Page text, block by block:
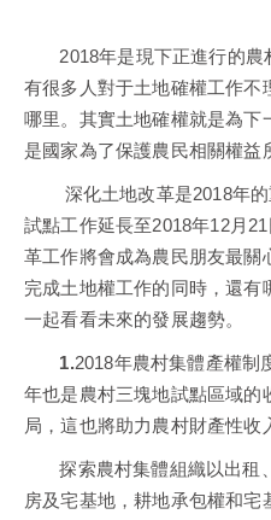
2018年是現下正進行的農
有很多人對于土地確權工作不
哪里。其實土地確權就是為下
是國家為了保護農民相關權益
深化土地改革是2018年的
試點工作延長至2018年12月
革工作將會成為農民朋友最關
完成土地權工作的同時，還
一起看看未來的發展趨勢。
1.2018年農村集體產權制
年也是農村三塊地試點區域的
局，這也將助力農村財產性收
探索農村集體組織以出租
房及宅基地，耕地承包權和宅